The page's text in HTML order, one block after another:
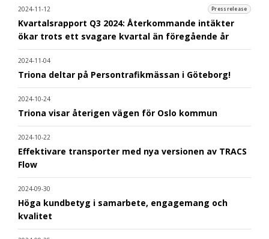
2024-11-12 Pressrelease
Kvartalsrapport Q3 2024: Återkommande intäkter
ökar trots ett svagare kvartal än föregående år
2024-11-04
Triona deltar på Persontrafikmässan i Göteborg!
2024-10-24
Triona visar återigen vägen för Oslo kommun
2024-10-22
Effektivare transporter med nya versionen av TRACS
Flow
2024-09-30
Höga kundbetyg i samarbete, engagemang och
kvalitet